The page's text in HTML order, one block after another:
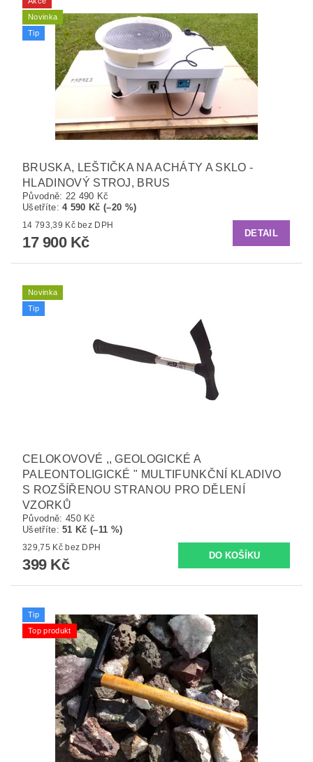
Novinka
Tip
BRUSKA, LEŠTIČKA NA ACHÁTY A SKLO -
HLADINOVÝ STROJ, BRUS
Původně: 22 490 Kč
Ušetříte:4 590 Kč (–20 %)
14 793,39 Kč bez DPH
17 900 Kč
DETAIL
Novinka
Tip
CELOKOVOVÉ ,, GEOLOGICKÉ A
PALEONTOLIGICKÉ " MULTIFUNKČNÍ KLADIVO
S ROZŠÍŘENOU STRANOU PRO DĚLENÍ
VZORKŮ
Původně: 450 Kč
Ušetříte:51 Kč (–11 %)
329,75 Kč bez DPH
399 Kč
Tip
Top produkt